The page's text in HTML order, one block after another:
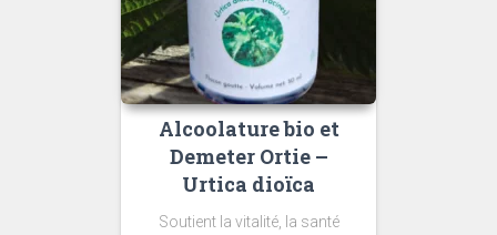
Alcoolature bio et
Demeter Ortie –
Urtica dioïca
Soutient la vitalité, la santé